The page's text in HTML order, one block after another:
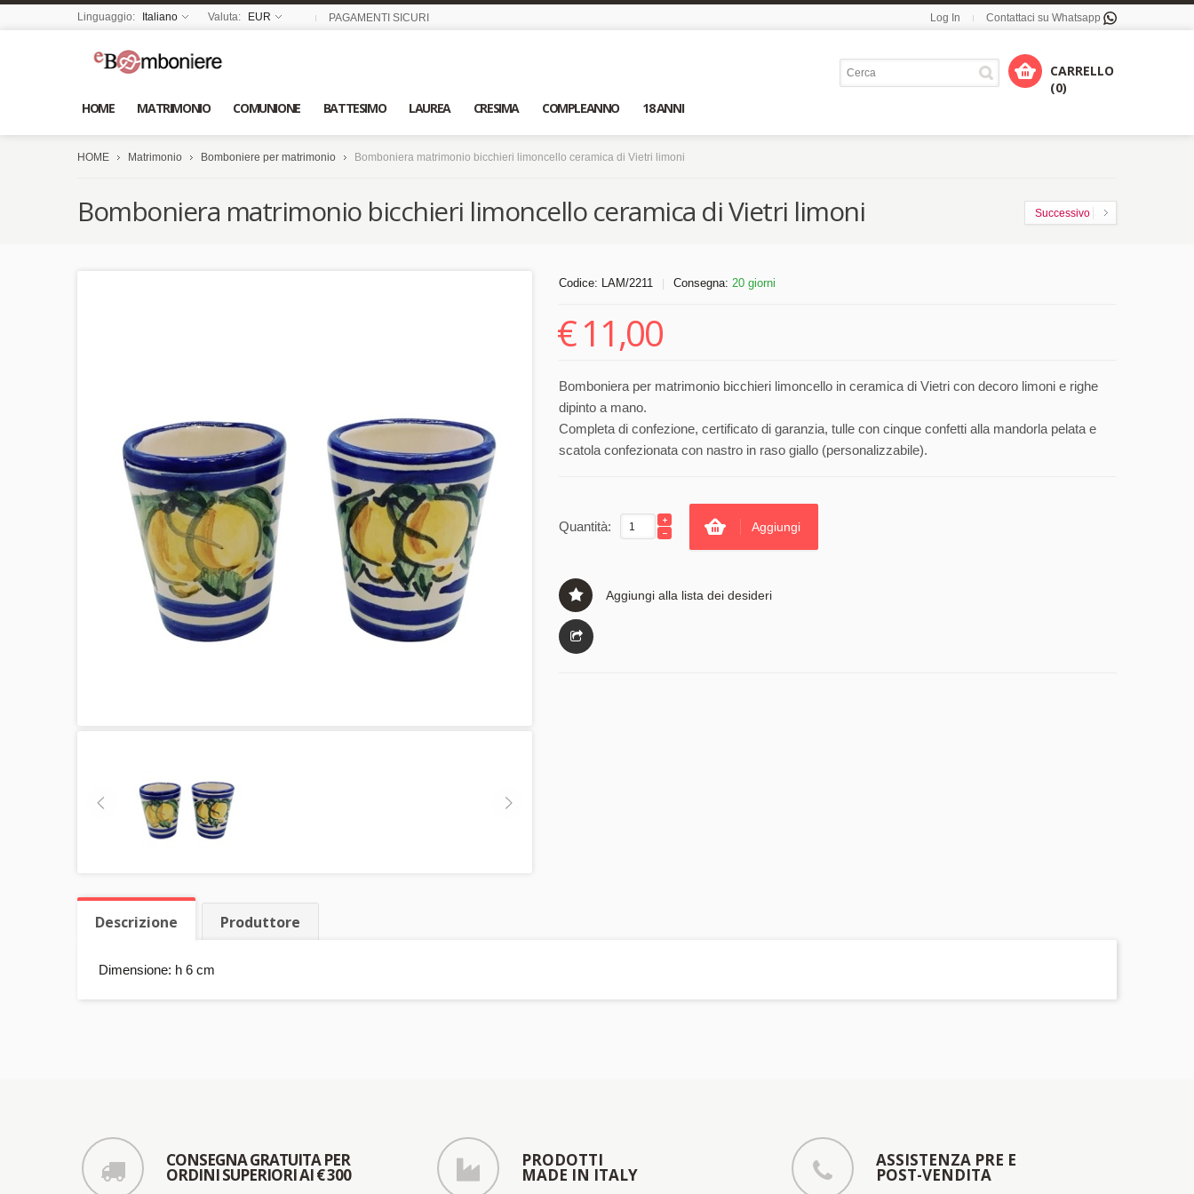
Linguaggio: Italiano Valuta: EUR PAGAMENTI SICURI Log In Contattaci su Whatsapp
HOME MATRIMONIO COMUNIONE BATTESIMO LAUREA CRESIMA COMPLEANNO 18 ANNI
CARRELLO
(0)
HOME Matrimonio Bomboniere per matrimonio Bomboniera matrimonio bicchieri limoncello ceramica di Vietri limoni
Successivo
Bomboniera matrimonio bicchieri limoncello ceramica di Vietri limoni
Codice: LAM/2211 Consegna: 20 giorni
€11,00
Bomboniera per matrimonio bicchieri limoncello in ceramica di Vietri con decoro limoni e righe
dipinto a mano.
Completa di confezione, certificato di garanzia, tulle con cinque confetti alla mandorla pelata e
scatola confezionata con nastro in raso giallo (personalizzabile).
Quantità: Aggiungi
Aggiungi alla lista dei desideri
Descrizione Produttore
Dimensione: h 6 cm
CONSEGNA GRATUITA PER
ORDINI SUPERIORI AI € 300
PRODOTTI
MADE IN ITALY
ASSISTENZA PRE E
POST-VENDITA